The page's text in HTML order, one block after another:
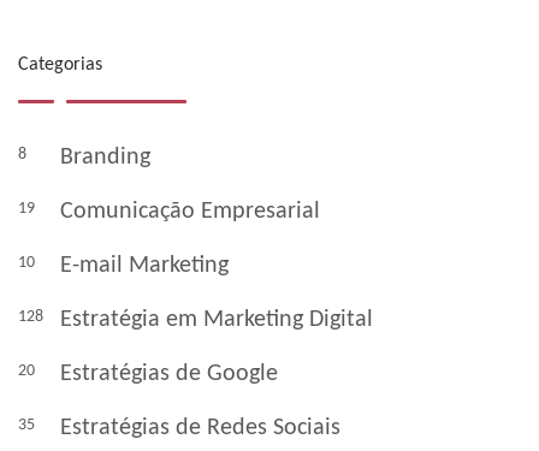
Categorias
8 Branding
19 Comunicação Empresarial
10 E-mail Marketing
128 Estratégia em Marketing Digital
20 Estratégias de Google
35 Estratégias de Redes Sociais